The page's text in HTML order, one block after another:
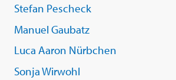
Stefan Pescheck
Manuel Gaubatz
Luca Aaron Nürbchen
Sonja Wirwohl